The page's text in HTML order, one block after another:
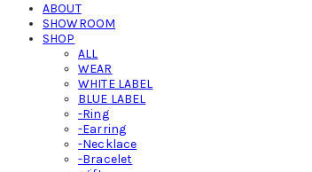
ABOUT
SHOWROOM
SHOP
ALL
WEAR
WHITE LABEL
BLUE LABEL
-Ring
-Earring
-Necklace
-Bracelet